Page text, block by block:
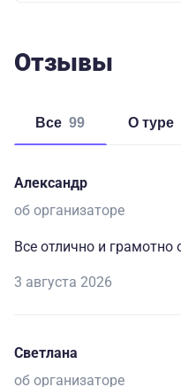
Отзывы
Все 99 о туре
Александр
об организаторе
Все отлично и грамотно
3 августа 2026
Светлана
об организаторе